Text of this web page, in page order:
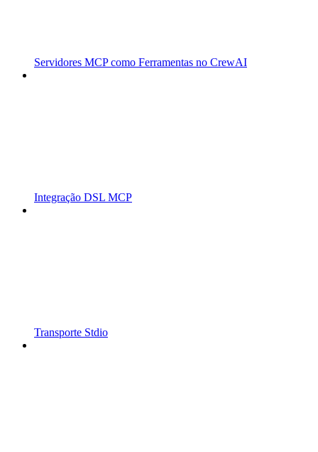
Servidores MCP como Ferramentas no CrewAI
Integração DSL MCP
Transporte Stdio